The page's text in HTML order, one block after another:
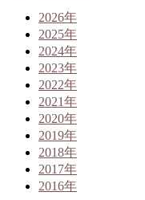
2026年
2025年
2024年
2023年
2022年
2021年
2020年
2019年
2018年
2017年
2016年